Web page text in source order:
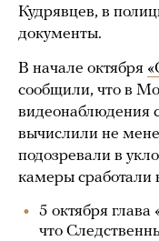
Кудрявцев, в
документы.
В начале октября
сообщили, что в
видеонаблюдения
вычислили не
подозревали в
камеры сработали
5 октября
что